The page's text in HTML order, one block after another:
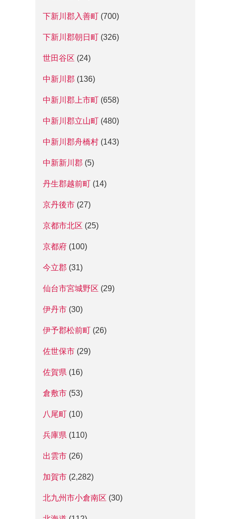
下新川郡入善町(700)
下新川郡朝日町(326)
世田谷区 (24)
中新川郡 (136)
中新川郡上市町(658)
中新川郡立山町(480)
中新川郡舟橋村(143)
中新新川郡 (5)
丹生郡越前町(14)
京丹後市(27)
京都市北区 (25)
京都府(100)
今立郡 (31)
仙台市宮城野区 (29)
伊丹市(30)
伊予郡松前町(26)
佐世保市(29)
佐賀県 (16)
倉敷市(53)
八尾町(10)
兵庫県 (110)
出雲市(26)
加賀市(2,282)
北九州市小倉南区 (30)